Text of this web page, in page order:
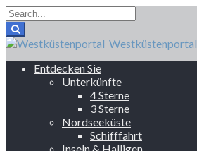
Westküstenportal
Entdecken Sie
Unterkünfte
4 Sterne
3 Sterne
Nordseeküste
Schifffahrt